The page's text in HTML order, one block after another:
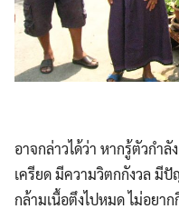
อาจกล่าวได้ว่า หากรู้ตัวกำลั
เครียด มีความวิตกกังวล มี
กล้ามเนื้อตึงไปหมด ไม่อยา